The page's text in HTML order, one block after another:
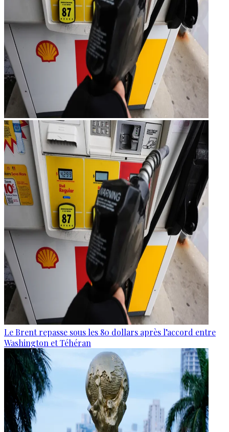
Le Brent repasse sous les 80 dollars après l’accord entre
Washington et Téhéran